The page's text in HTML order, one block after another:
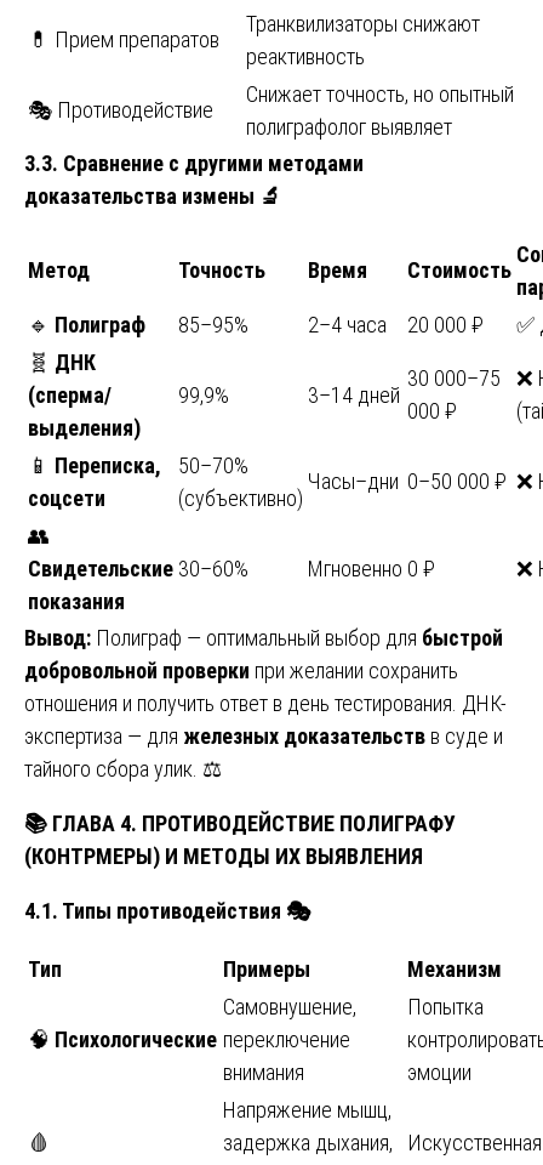
💊 Прием препаратов
Транквилизаторы снижают
реактивность
🎭 Противодействие
Снижает точность, но опытный
полиграфолог выявляет
3.3. Сравнение с другими методами
доказательства измены 🔬
Метод Точность Время Стоимость
🔹 Полиграф 85–95% 2–4 часа 20 000 ₽
✅
🧬 ДНК
(сперма/
выделения)
99,9% 3–14 дней
30 000–75
000 ₽
❌
📱 Переписка,
соцсети
50–70%
(субъективно)
Часы–дни 0–50 000 ₽ ❌
👥
Свидетельские
показания
30–60% Мгновенно 0 ₽ ❌
Вывод: Полиграф — оптимальный выбор для быстрой
добровольной проверки при желании сохранить
отношения и получить ответ в день тестирования. ДНК-
экспертиза — для железных доказательств в суде и
тайного сбора улик. ⚖️
📚 ГЛАВА 4. ПРОТИВОДЕЙСТВИЕ ПОЛИГРАФУ
(КОНТРМЕРЫ) И МЕТОДЫ ИХ ВЫЯВЛЕНИЯ
4.1. Типы противодействия 🎭
Тип Примеры Механизм
🧠 Психологические
Самовнушение,
переключение
внимания
Попытка
эмоции
🩸
Напряжение мышц,
задержка дыхания,
Искусственная